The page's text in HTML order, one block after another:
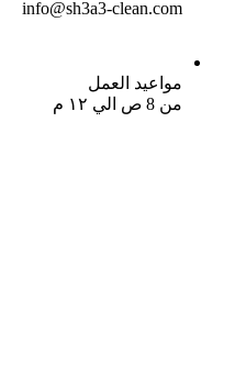
info@sh3a3-clean.com
مواعيد العمل
من 8 ص الي ١٢ م